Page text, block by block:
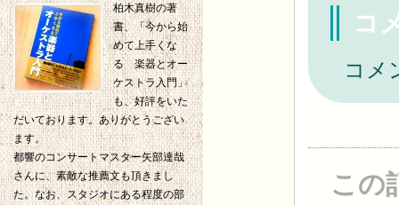
コ
コメ
この
柏木真樹の著
書、「今から始
めて上手くな
る 楽器とオー
ケストラ入門」
も、好評をいた
だいております。ありがとうござい
ます。
都響のコンサートマスター矢部達哉
さんに、素敵な推薦文も頂きまし
た。なお、スタジオにある程度の部